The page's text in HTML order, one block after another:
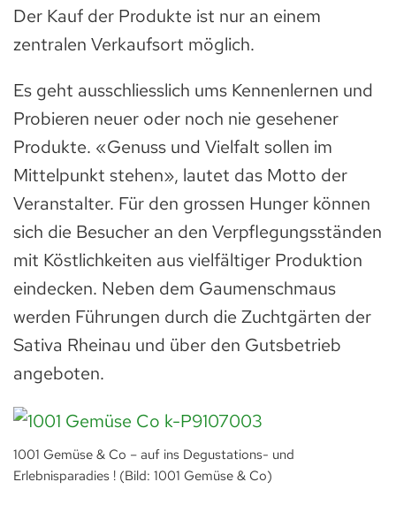
Der Kauf der Produkte ist nur an einem
zentralen Verkaufsort möglich.
Es geht ausschliesslich ums Kennenlernen und
Probieren neuer oder noch nie gesehener
Produkte. «Genuss und Vielfalt sollen im
Mittelpunkt stehen», lautet das Motto der
Veranstalter. Für den grossen Hunger können
sich die Besucher an den Verpflegungsständen
mit Köstlichkeiten aus vielfältiger Produktion
eindecken. Neben dem Gaumenschmaus
werden Führungen durch die Zuchtgärten der
Sativa Rheinau und über den Gutsbetrieb
angeboten.
1001 Gemüse & Co – auf ins Degustations- und
Erlebnisparadies ! (Bild: 1001 Gemüse & Co)